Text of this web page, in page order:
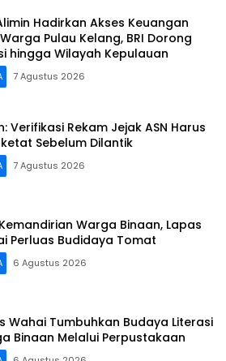
Hadirkan Akses Keuangan
Pulau Kelang, BRI Dorong
hingga Wilayah Kepulauan
7 Agustus 2026
Verifikasi Rekam Jejak ASN Harus
Sebelum Dilantik
7 Agustus 2026
Warga Binaan, Lapas
Perluas Budidaya Tomat
6 Agustus 2026
Wahai Tumbuhkan Budaya Literasi
Binaan Melalui Perpustakaan